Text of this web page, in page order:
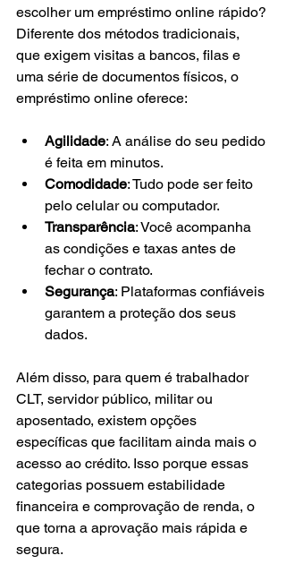
escolher um empréstimo online rápido?
Diferente dos métodos tradicionais,
que exigem visitas a bancos, filas e
uma série de documentos físicos, o
empréstimo online oferece:
Agilidade: A análise do seu pedido
é feita em minutos.
Comodidade: Tudo pode ser feito
pelo celular ou computador.
Transparência: Você acompanha
as condições e taxas antes de
fechar o contrato.
Segurança: Plataformas confiáveis
garantem a proteção dos seus
dados.
Além disso, para quem é trabalhador
CLT, servidor público, militar ou
aposentado, existem opções
específicas que facilitam ainda mais o
acesso ao crédito. Isso porque essas
categorias possuem estabilidade
financeira e comprovação de renda, o
que torna a aprovação mais rápida e
segura.